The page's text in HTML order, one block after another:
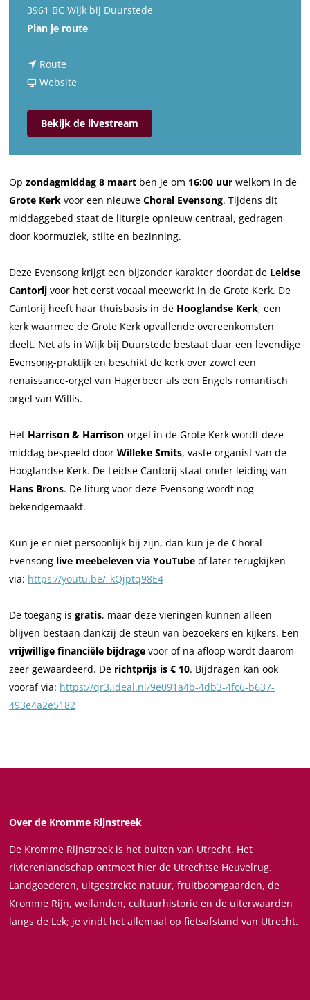
3961 BC Wijk bij Duurstede
Plan je routen
h
o
r
l
E
v
e
s
o
n
g
|
L
e
s
e
C
a
o
r
i
|
H
a
n
s
n
Route
a
r
C
h
r
a
l
E
e
n
s
o
n
g
|
L
i
d
s
e
C
n
t
o
i
j
|
H
a
n
r
s
Website
n
C
h
r
a
l
E
e
n
s
o
n
g
|
L
i
d
s
e
C
n
t
o
i
j
|
H
a
r
s
Bekijk de livestream
Op zondagmiddag 8 maart ben je om 16:00 uur welkom in de
Grote Kerk voor een nieuwe Choral Evensong. Tijdens dit
middaggebed staat de liturgie opnieuw centraal, gedragen
door koormuziek, stilte en bezinning.
Deze Evensong krijgt een bijzonder karakter doordat de Leidse
Cantorij voor het eerst vocaal meewerkt in de Grote Kerk. De
Cantorij heeft haar thuisbasis in de Hooglandse Kerk, een
kerk waarmee de Grote Kerk opvallende overeenkomsten
deelt. Net als in Wijk bij Duurstede bestaat daar een levendige
Evensong-praktijk en beschikt de kerk over zowel een
renaissance-orgel van Hagerbeer als een Engels romantisch
orgel van Willis.
Het Harrison & Harrison-orgel in de Grote Kerk wordt deze
middag bespeeld door Willeke Smits, vaste organist van de
Hooglandse Kerk. De Leidse Cantorij staat onder leiding van
Hans Brons. De liturg voor deze Evensong wordt nog
bekendgemaakt.
Kun je er niet persoonlijk bij zijn, dan kun je de Choral
Evensong live meebeleven via YouTube of later terugkijken
via: https://youtu.be/_kQjptq98E4
De toegang is gratis, maar deze vieringen kunnen alleen
blijven bestaan dankzij de steun van bezoekers en kijkers. Een
vrijwillige financiële bijdrage voor of na afloop wordt daarom
zeer gewaardeerd. De richtprijs is € 10. Bijdragen kan ook
vooraf via: https://qr3.ideal.nl/9e091a4b-4db3-4fc6-b637-
493e4a2e5182
Over de Kromme Rijnstreek
De Kromme Rijnstreek is het buiten van Utrecht. Het
rivierenlandschap ontmoet hier de Utrechtse Heuvelrug.
Landgoederen, uitgestrekte natuur, fruitboomgaarden, de
Kromme Rijn, weilanden, cultuurhistorie en de uiterwaarden
langs de Lek; je vindt het allemaal op fietsafstand van Utrecht.